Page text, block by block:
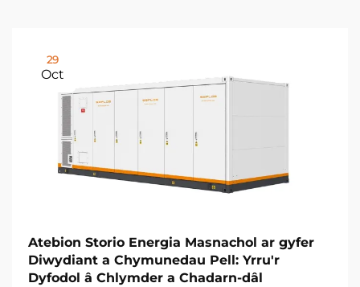
29
Oct
Atebion Storio Energia Masnachol ar gyfer
Diwydiant a Chymunedau Pell: Yrru'r
Dyfodol â Chlymder a Chadarn-dâl